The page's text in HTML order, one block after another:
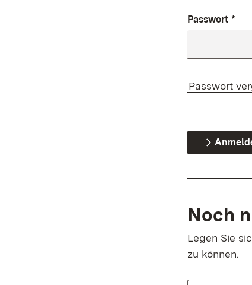
Passwort *
Passwort
Noch
Legen Sie
zu können.